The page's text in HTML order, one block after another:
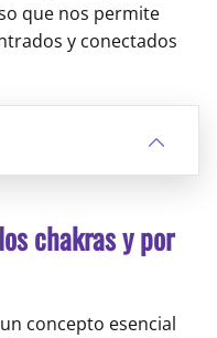
que nos permite
y conectados
chakras y por
concepto esencial